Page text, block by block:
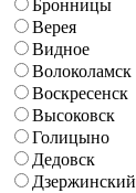
Бронницы
Верея
Видное
Волоколамск
Воскресенск
Высоковск
Голицыно
Дедовск
Дзержинский